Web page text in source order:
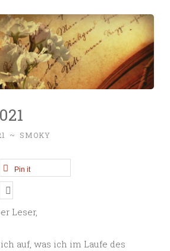
~ SMOKY
Pin it
Leser,
auf, was ich im Laufe des